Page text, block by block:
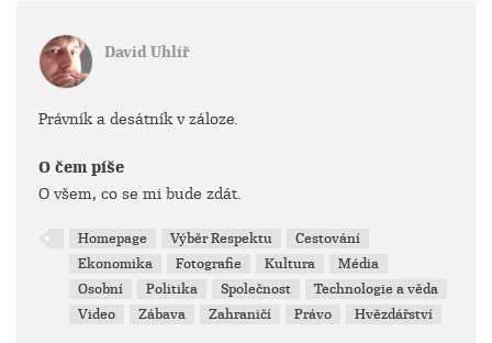
David Uhlíř
Právník a desátník v záloze.
O čem píše
O všem, co se mi bude zdát.
Homepage Výběr Respektu
Cestování
Ekonomika
Fotografie Kultura
Média
Osobní
Politika Společnost
Technologie a věda
Video
Zábava Zahraničí Právo Hvězdářství